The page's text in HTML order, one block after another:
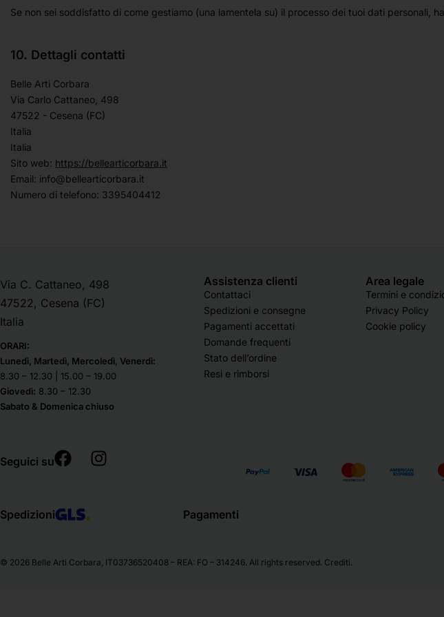
Se non sei soddisfatto di come gestiamo (una lamentela su) il processo dei tuoi dati personali,
10. Dettagli contatti
Belle Arti Corbara
Via Carlo Cattaneo, 498
47522 - Cesena (FC)
Italia
Italia
Sito web: https://bellearticorbara.it
Email: info@bellearticorbara.it
Numero di telefono: 3395404412
Via C. Cattaneo, 498
47522, Cesena (FC)
Italia
ORARI:
Lunedì, Martedì, Mercoledì, Venerdì:
8.30 – 12.30 | 15.00 – 19.00
Giovedì: 8.30 – 12.30
Sabato & Domenica chiuso
Seguici su
Assistenza clienti
Contattaci
Spedizioni e consegne
Pagamenti accettati
Domande frequenti
Stato dell’ordine
Resi e rimborsi
Area legale
Termini e
Privacy Policy
Cookie policy
Spedizioni Pagamenti
© 2026 Belle Arti Corbara, IT03736520408 – REA: FO – 314246. All rights reserved. Crediti.